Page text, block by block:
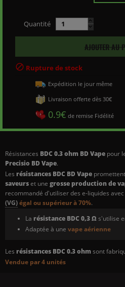
Résistances BDC 0.3 ohm BD Vape pour
Precisio BD Vape.
Les résistances BDC BD Vape
saveurset une grosse production de
recommandé d'utiliser des e-liquides
(VG)égal ou supérieur à 70%.
La résistance BDC 0,3 Ωs'utilise
Adaptée à une vape aérienne
Les résistances BDC 0.3 ohmsont
Vendue par 4 unités
Quantité
AJOUTER AU
 Rupture de stock
Expédition le jour même
Livraison offerte dès 30€
0.9€ de remise Fidélité